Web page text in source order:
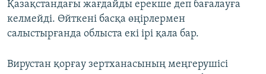
Қазақстандағы жағдайды ерекше деп бағалауға
келмейді. Өйткені басқа өңірлермен
салыстырғанда облыста екі ірі қала бар.
Вирустан қорғау зертханасының меңгерушісі